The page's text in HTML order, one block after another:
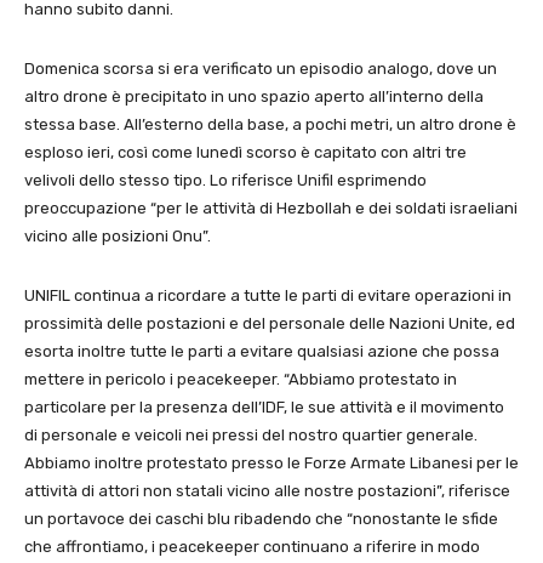
hanno subito danni.
Domenica scorsa si era verificato un episodio analogo, dove un
altro drone è precipitato in uno spazio aperto all’interno della
stessa base. All’esterno della base, a pochi metri, un altro drone è
esploso ieri, così come lunedì scorso è capitato con altri tre
velivoli dello stesso tipo. Lo riferisce Unifil esprimendo
preoccupazione “per le attività di Hezbollah e dei soldati israeliani
vicino alle posizioni Onu”.
UNIFIL continua a ricordare a tutte le parti di evitare operazioni in
prossimità delle postazioni e del personale delle Nazioni Unite, ed
esorta inoltre tutte le parti a evitare qualsiasi azione che possa
mettere in pericolo i peacekeeper. “Abbiamo protestato in
particolare per la presenza dell’IDF, le sue attività e il movimento
di personale e veicoli nei pressi del nostro quartier generale.
Abbiamo inoltre protestato presso le Forze Armate Libanesi per le
attività di attori non statali vicino alle nostre postazioni”, riferisce
un portavoce dei caschi blu ribadendo che “nonostante le sfide
che affrontiamo, i peacekeeper continuano a riferire in modo